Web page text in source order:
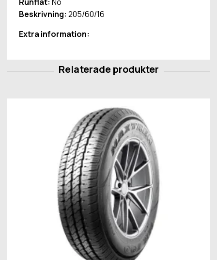
Beskrivning: 205/60/16
Extra information: